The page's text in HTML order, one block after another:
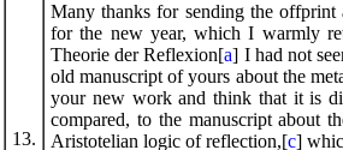
13.
Many thanks for sending the
for the new year, which I warmly
Theorie der Reflexion[a] I had not
old manuscript of yours about the
your new work and think that it is
compared, to the manuscript about
Aristotelian logic of reflection,[c]